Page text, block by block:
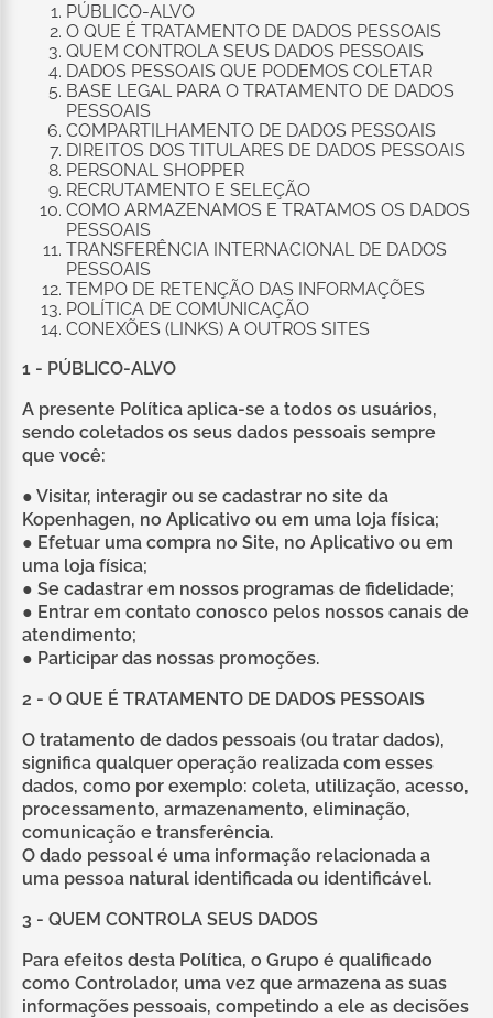
PÚBLICO-ALVO
O QUE É TRATAMENTO DE DADOS PESSOAIS
QUEM CONTROLA SEUS DADOS PESSOAIS
DADOS PESSOAIS QUE PODEMOS COLETAR
BASE LEGAL PARA O TRATAMENTO DE DADOS
PESSOAIS
COMPARTILHAMENTO DE DADOS PESSOAIS
DIREITOS DOS TITULARES DE DADOS PESSOAIS
PERSONAL SHOPPER
RECRUTAMENTO E SELEÇÃO
COMO ARMAZENAMOS E TRATAMOS OS DADOS
PESSOAIS
TRANSFERÊNCIA INTERNACIONAL DE DADOS
PESSOAIS
TEMPO DE RETENÇÃO DAS INFORMAÇÕES
POLÍTICA DE COMUNICAÇÃO
CONEXÕES (LINKS) A OUTROS SITES
1 - PÚBLICO-ALVO
A presente Política aplica-se a todos os usuários,
sendo coletados os seus dados pessoais sempre
que você:
● Visitar, interagir ou se cadastrar no site da
Kopenhagen, no Aplicativo ou em uma loja física;
● Efetuar uma compra no Site, no Aplicativo ou em
uma loja física;
● Se cadastrar em nossos programas de fidelidade;
● Entrar em contato conosco pelos nossos canais de
atendimento;
● Participar das nossas promoções.
2 - O QUE É TRATAMENTO DE DADOS PESSOAIS
O tratamento de dados pessoais (ou tratar dados),
significa qualquer operação realizada com esses
dados, como por exemplo: coleta, utilização, acesso,
processamento, armazenamento, eliminação,
comunicação e transferência.
O dado pessoal é uma informação relacionada a
uma pessoa natural identificada ou identificável.
3 - QUEM CONTROLA SEUS DADOS
Para efeitos desta Política, o Grupo é qualificado
como Controlador, uma vez que armazena as suas
informações pessoais, competindo a ele as decisões